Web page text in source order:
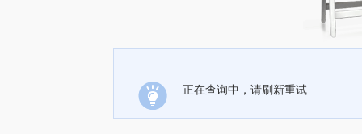
正在查询中，请刷新重试